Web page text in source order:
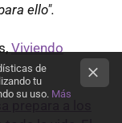
ello".
Viviendo
prepara a los
de
tu
su uso. Más